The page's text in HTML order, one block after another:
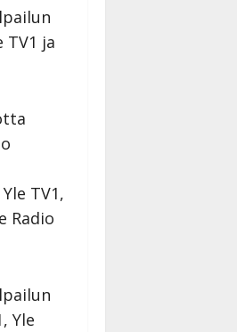
TV1 ja
TV1,
Radio
Yle